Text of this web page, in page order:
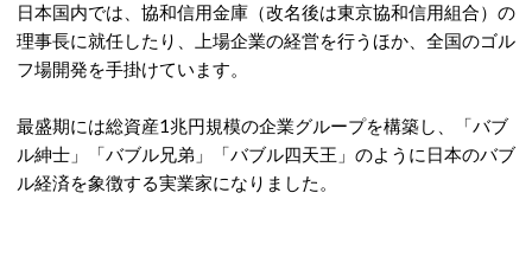
日本国内では、協和信用金庫（改名後は東京協和信用組合）の
理事長に就任したり、上場企業の経営を行うほか、全国のゴル
フ場開発を手掛けています。
最盛期には総資産1兆円規模の企業グループを構築し、「バブ
ル紳士」「バブル兄弟」「バブル四天王」のように日本のバブ
ル経済を象徴する実業家になりました。